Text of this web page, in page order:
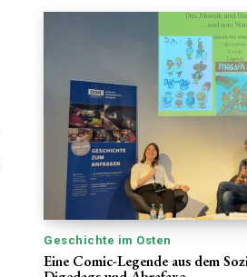
Geschichte im Osten
Eine Comic-Legende aus dem